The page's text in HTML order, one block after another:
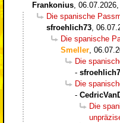
Frankonius,
Die spanische
sfroehlich73,
Die spanische
Smeller,
Die
-
Die
-
Die